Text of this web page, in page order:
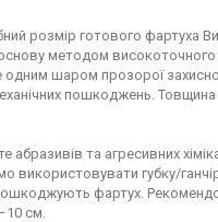
розмір готового фартуха
основу методом
шаром прозорої
пошкоджень.
та агресивних
використовувати губку/
фартух.
см.